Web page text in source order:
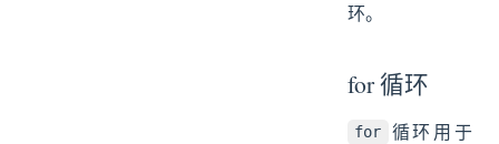
环。
for 循环
for
循环用于